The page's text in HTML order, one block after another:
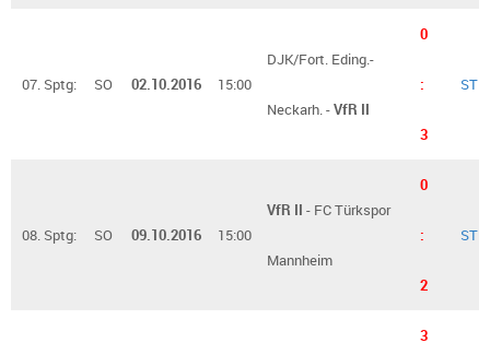
07. Sptg: SO 02.10.2016 15:00
DJK/Fort. Eding.-
Neckarh. -VfR II
0
:
3
ST
08. Sptg: SO 09.10.2016 15:00
VfR II - FC Türkspor
Mannheim
0
:
2
ST
3